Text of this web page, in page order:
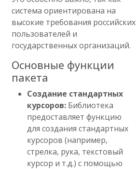
система ориентирована на
высокие требования российских
пользователей и
государственных организаций.
Основные функции
пакета
Создание стандартных
курсоров: Библиотека
предоставляет функцию
для создания стандартных
курсоров (например,
стрелка, рука, текстовый
курсор и т.д.) с помощью